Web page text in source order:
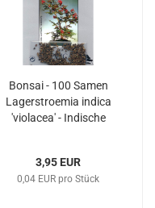
Bonsai - 100 Samen
Lagerstroemia indica
'violacea' - Indische
3,95 EUR
0,04 EUR pro Stück